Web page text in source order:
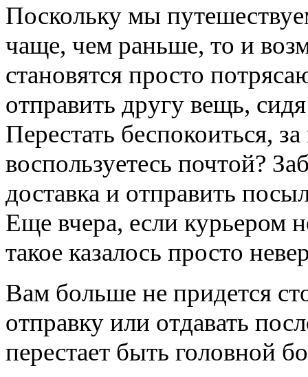
Поскольку мы
чаще, чем раньше, то и
становятся просто
отправить другу вещь,
Перестать беспокоиться,
воспользуетесь почтой?
доставка и отправить
Еще вчера, если курьером
такое казалось просто
Вам больше не придется
отправку или отдавать
перестает быть головной